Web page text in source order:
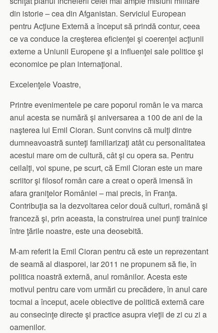
din istorie – cea din Afganistan. Serviciul European
pentru Acţiune Externă a început să prindă contur, ceea
ce va conduce la creşterea eficienţei şi coerenţei acţiunii
externe a Uniunii Europene şi a influenţei sale politice şi
economice pe plan internaţional.
Excelenţele Voastre,
Printre evenimentele pe care poporul român le va marca
anul acesta se numără şi aniversarea a 100 de ani de la
naşterea lui Emil Cioran. Sunt convins că mulţi dintre
dumneavoastră sunteţi familiarizaţi atât cu personalitatea
acestui mare om de cultură, cât şi cu opera sa. Pentru
ceilalţi, voi spune, pe scurt, că Emil Cioran este un mare
scriitor şi filosof român care a creat o operă imensă în
afara graniţelor României – mai precis, în Franţa.
Contribuţia sa la dezvoltarea celor două culturi, română şi
franceză şi, prin aceasta, la construirea unei punţi trainice
între ţările noastre, este una deosebită.
M-am referit la Emil Cioran pentru că este un reprezentant
de seamă al diasporei, iar 2011 ne propunem să fie, în
politica noastră externă, anul românilor. Acesta este
motivul pentru care vom urmări cu precădere, în anul care
tocmai a început, acele obiective de politică externă care
au consecinţe directe şi practice asupra vieţii de zi cu zi a
oamenilor.